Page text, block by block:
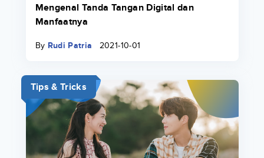
Mengenal Tanda Tangan Digital dan
Manfaatnya
By Rudi Patria 2021-10-01
Tips & Tricks